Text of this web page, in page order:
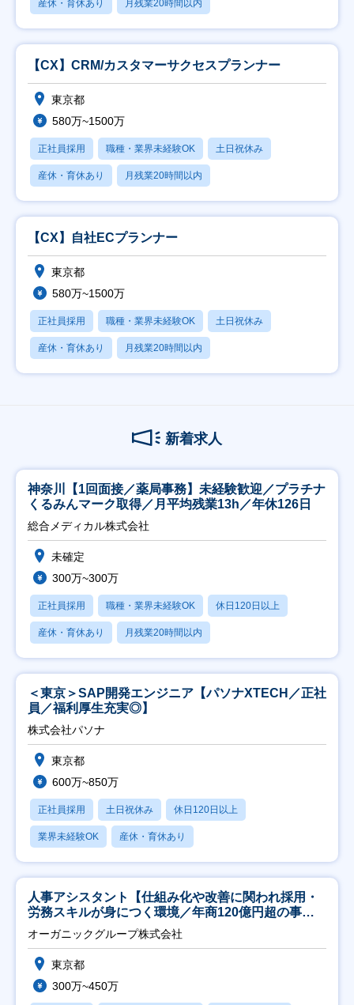
産休・育休あり 月残業20時間以内
【CX】CRM/カスタマーサクセスプランナー
東京都
580万~1500万
正社員採用 職種・業界未経験OK 土日祝休み
産休・育休あり 月残業20時間以内
【CX】自社ECプランナー
東京都
580万~1500万
正社員採用 職種・業界未経験OK 土日祝休み
産休・育休あり 月残業20時間以内
新着求人
神奈川【1回面接／薬局事務】未経験歓迎／プラチナ
くるみんマーク取得／月平均残業13h／年休126日
総合メディカル株式会社
未確定
300万~300万
正社員採用 職種・業界未経験OK 休日120日以上
産休・育休あり 月残業20時間以内
＜東京＞SAP開発エンジニア【パソナXTECH／正社
員／福利厚生充実◎】
株式会社パソナ
東京都
600万~850万
正社員採用 土日祝休み 休日120日以上
業界未経験OK 産休・育休あり
人事アシスタント【仕組み化や改善に関われ採用・
労務スキルが身につく環境／年商120億円超の事業
会社】
オーガニックグループ株式会社
東京都
300万~450万